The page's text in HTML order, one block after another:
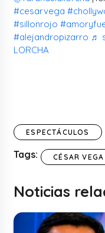
#cesarvega
#sillonrojo
#alejandropizarro ♬
LORCHA
ESPECTÁCULOS
Tags: CÉSAR VEGA
Noticias